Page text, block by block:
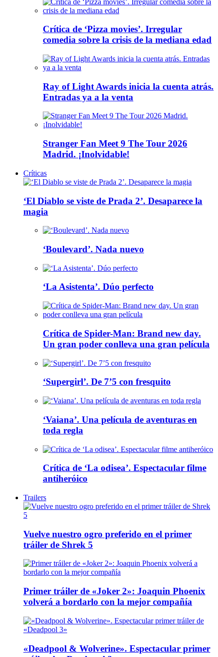
Crítica de ‘Pizza movies’. Irregular
comedia sobre la crisis de la mediana edad
Ray of Light Awards inicia la cuenta atrás.
Entradas ya a la venta
Stranger Fan Meet 9 The Tour 2026
Madrid. ¡Inolvidable!
Críticas
‘El Diablo se viste de Prada 2’. Desaparece la
magia
‘Boulevard’. Nada nuevo
‘La Asistenta’. Dúo perfecto
Crítica de Spider-Man: Brand new day.
Un gran poder conlleva una gran película
‘Supergirl’. De 7’5 con fresquito
‘Vaiana’. Una película de aventuras en
toda regla
Crítica de ‘La odisea’. Espectacular filme
antiheróico
Trailers
Vuelve nuestro ogro preferido en el primer
tráiler de Shrek 5
Primer tráiler de «Joker 2»: Joaquin Phoenix
volverá a bordarlo con la mejor compañía
«Deadpool & Wolverine». Espectacular primer